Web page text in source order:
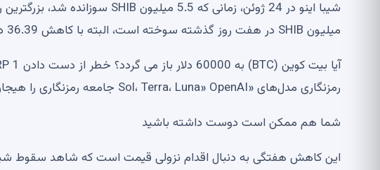
میلیون SHIB در هفت روز گذشته سوخته است، البته با کاهش 36.39 درصدی هفته به هفته.
رمزنگاری مدل‌های «Sol، Terra، Luna» OpenAI جامعه رمزنگاری را هیجان زده می‌کند
شما هم ممکن است دوست داشته باشید
این کاهش هفتگی به دنبال اقدام نزولی قیمت است که شاهد سقوط شیبا